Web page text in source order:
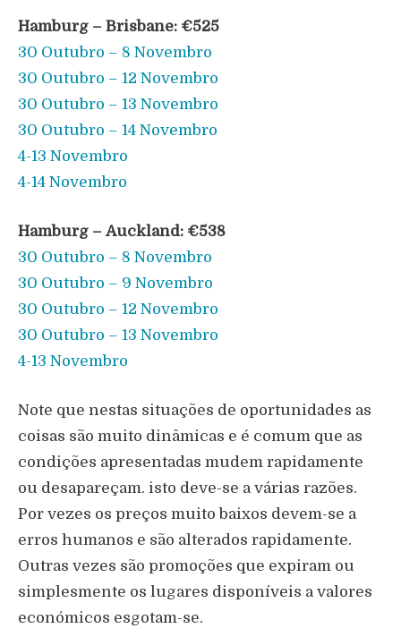
Hamburg – Brisbane: €525
30 Outubro – 8 Novembro
30 Outubro – 12 Novembro
30 Outubro – 13 Novembro
30 Outubro – 14 Novembro
4-13 Novembro
4-14 Novembro
Hamburg – Auckland: €538
30 Outubro – 8 Novembro
30 Outubro – 9 Novembro
30 Outubro – 12 Novembro
30 Outubro – 13 Novembro
4-13 Novembro
Note que nestas situações de oportunidades as
coisas são muito dinâmicas e é comum que as
condições apresentadas mudem rapidamente
ou desapareçam. isto deve-se a várias razões.
Por vezes os preços muito baixos devem-se a
erros humanos e são alterados rapidamente.
Outras vezes são promoções que expiram ou
simplesmente os lugares disponíveis a valores
económicos esgotam-se.